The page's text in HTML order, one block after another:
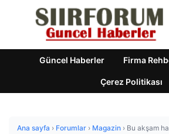
Güncel Haberler Firma
Çerez Politikası
Ana sayfa › Forumlar › Magazin › Bu akşam